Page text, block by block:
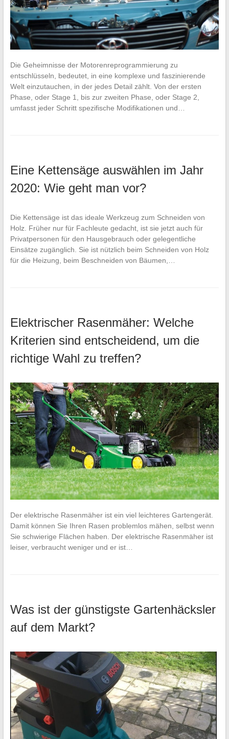
Die Geheimnisse der Motorenreprogrammierung zu
entschlüsseln, bedeutet, in eine komplexe und faszinierende
Welt einzutauchen, in der jedes Detail zählt. Von der ersten
Phase, oder Stage 1, bis zur zweiten Phase, oder Stage 2,
umfasst jeder Schritt spezifische Modifikationen und…
Eine Kettensäge auswählen im Jahr
2020: Wie geht man vor?
Die Kettensäge ist das ideale Werkzeug zum Schneiden von
Holz. Früher nur für Fachleute gedacht, ist sie jetzt auch für
Privatpersonen für den Hausgebrauch oder gelegentliche
Einsätze zugänglich. Sie ist nützlich beim Schneiden von Holz
für die Heizung, beim Beschneiden von Bäumen,…
Elektrischer Rasenmäher: Welche
Kriterien sind entscheidend, um die
richtige Wahl zu treffen?
Der elektrische Rasenmäher ist ein viel leichteres Gartengerät.
Damit können Sie Ihren Rasen problemlos mähen, selbst wenn
Sie schwierige Flächen haben. Der elektrische Rasenmäher ist
leiser, verbraucht weniger und er ist…
Was ist der günstigste Gartenhäcksler
auf dem Markt?